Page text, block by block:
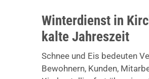
Winterdienst in
kalte Jahreszeit
Schnee und Eis bedeuten
Bewohnern, Kunden,